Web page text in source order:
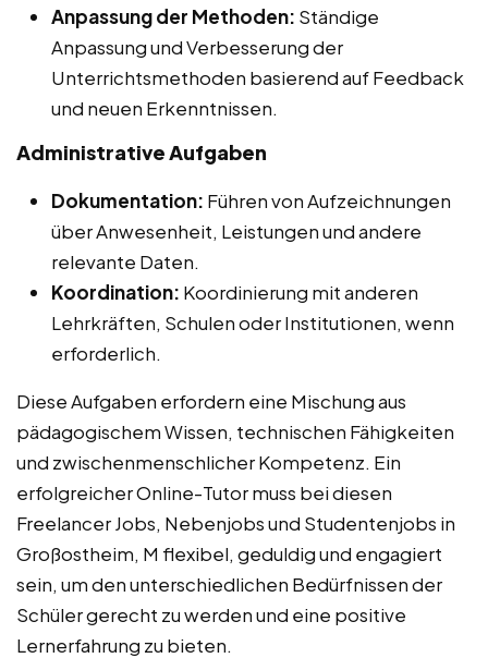
Anpassung der Methoden: Ständige
Anpassung und Verbesserung der
Unterrichtsmethoden basierend auf Feedback
und neuen Erkenntnissen.
Administrative Aufgaben
Dokumentation: Führen von Aufzeichnungen
über Anwesenheit, Leistungen und andere
relevante Daten.
Koordination: Koordinierung mit anderen
Lehrkräften, Schulen oder Institutionen, wenn
erforderlich.
Diese Aufgaben erfordern eine Mischung aus
pädagogischem Wissen, technischen Fähigkeiten
und zwischenmenschlicher Kompetenz. Ein
erfolgreicher Online-Tutor muss bei diesen
Freelancer Jobs, Nebenjobs und Studentenjobs in
Großostheim, M flexibel, geduldig und engagiert
sein, um den unterschiedlichen Bedürfnissen der
Schüler gerecht zu werden und eine positive
Lernerfahrung zu bieten.